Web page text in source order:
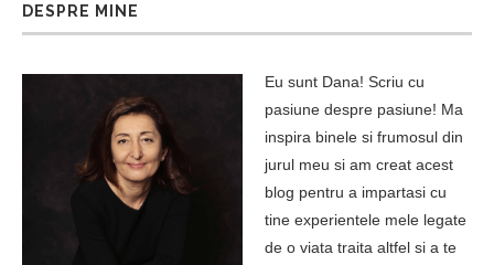
DESPRE MINE
Eu sunt Dana! Scriu cu
pasiune despre pasiune! Ma
inspira binele si frumosul din
jurul meu si am creat acest
blog pentru a impartasi cu
tine experientele mele legate
de o viata traita altfel si a te